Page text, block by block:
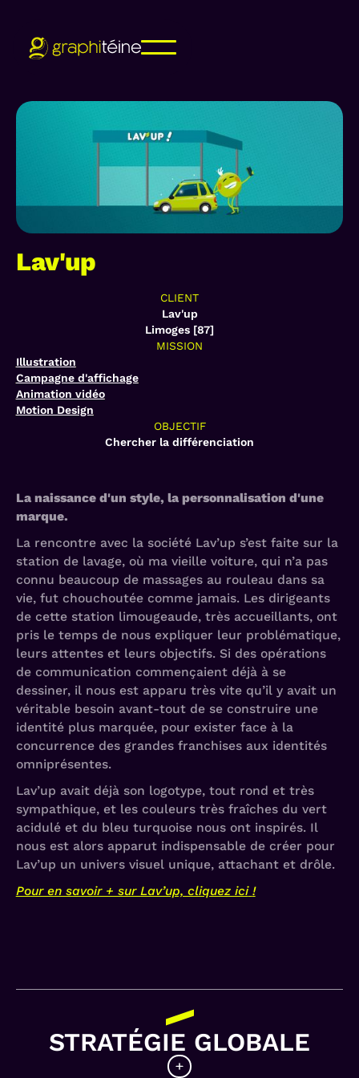
Lav'up
CLIENT
Lav'up
Limoges [87]
MISSION
Illustration
Campagne d'affichage
Animation vidéo
Motion Design
OBJECTIF
Chercher la différenciation
La naissance d'un style, la personnalisation d'une
marque.
La rencontre avec la société Lav’up s’est faite sur la
station de lavage, où ma vieille voiture, qui n’a pas
connu beaucoup de massages au rouleau dans sa
vie, fut chouchoutée comme jamais. Les dirigeants
de cette station limougeaude, très accueillants, ont
pris le temps de nous expliquer leur problématique,
leurs attentes et leurs objectifs. Si des opérations
de communication commençaient déjà à se
dessiner, il nous est apparu très vite qu’il y avait un
véritable besoin avant-tout de se construire une
identité plus marquée, pour exister face à la
concurrence des grandes franchises aux identités
omniprésentes.
Lav’up avait déjà son logotype, tout rond et très
sympathique, et les couleurs très fraîches du vert
acidulé et du bleu turquoise nous ont inspirés. Il
nous est alors apparut indispensable de créer pour
Lav’up un univers visuel unique, attachant et drôle.
Pour en savoir + sur Lav’up, cliquez ici !
STRATÉGIE GLOBALE